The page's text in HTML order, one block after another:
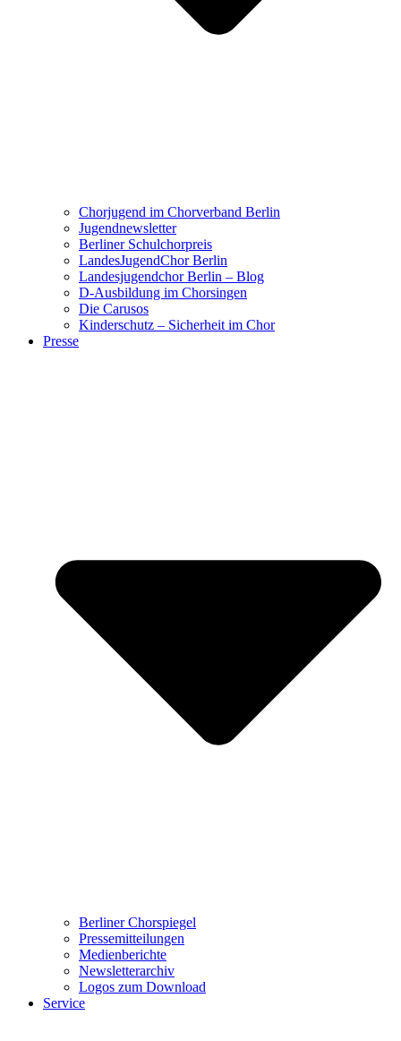
Chorjugend im Chorverband Berlin
Jugendnewsletter
Berliner Schulchorpreis
LandesJugendChor Berlin
Landesjugendchor Berlin – Blog
D-Ausbildung im Chorsingen
Die Carusos
Kinderschutz – Sicherheit im Chor
Presse
Berliner Chorspiegel
Pressemitteilungen
Medienberichte
Newsletterarchiv
Logos zum Download
Service